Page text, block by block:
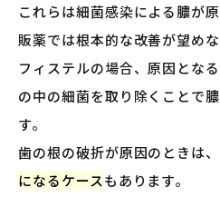
これらは細菌感染による膿が
販薬では根本的な改善が望めな
フィステルの場合、原因とな
の中の細菌を取り除くことで
す。
歯の根の破折が原因のときは、
になるケースもあります。